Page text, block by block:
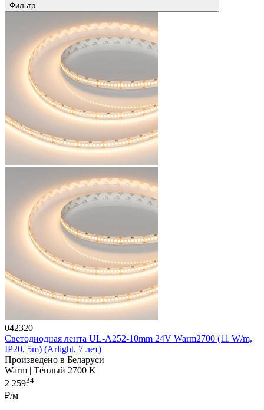
Фильтр
042320
Светодиодная лента UL-A252-10mm 24V Warm2700 (11 W/m,
IP20, 5m) (Arlight, 7 лет)
Произведено в Беларуси
Warm | Тёплый 2700 K
2 25934
₽/м